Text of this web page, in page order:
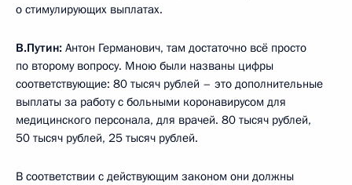
о стимулирующих выплатах.
В.Путин: Антон Германович, там достаточно всё просто
по второму вопросу. Мною были названы цифры
соответствующие: 80 тысяч рублей – это дополнительные
выплаты за работу с больными коронавирусом для
медицинского персонала, для врачей. 80 тысяч рублей,
50 тысяч рублей, 25 тысяч рублей.
В соответствии с действующим законом они должны